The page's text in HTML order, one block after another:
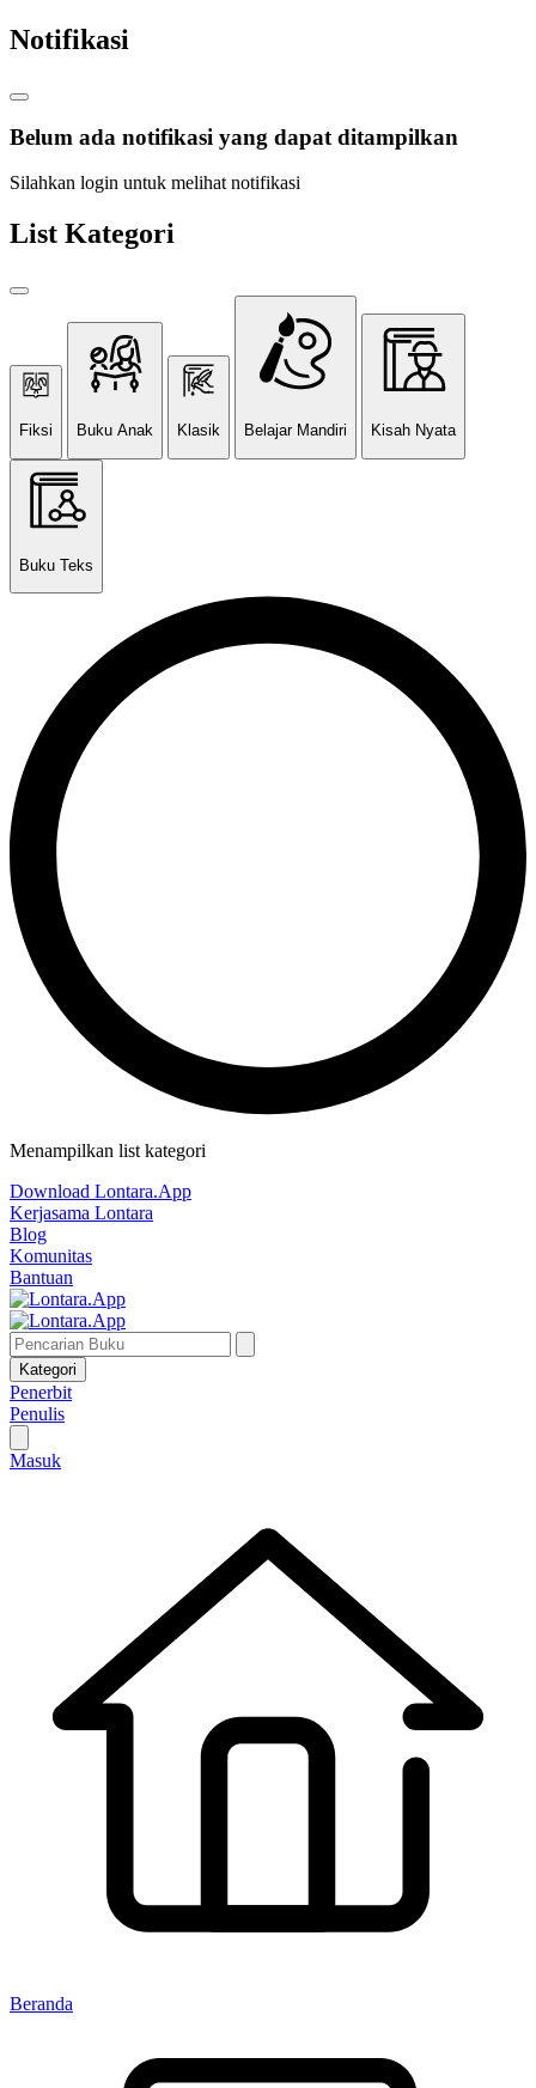
Notifikasi
Belum ada notifikasi yang dapat ditampilkan
Silahkan login untuk melihat notifikasi
List Kategori
Fiksi Buku Anak Klasik Belajar Mandiri Kisah Nyata
Buku Teks
Menampilkan list kategori
Download Lontara.App
Kerjasama Lontara
Blog
Komunitas
Bantuan
Kategori
Penerbit
Penulis
Masuk
Beranda